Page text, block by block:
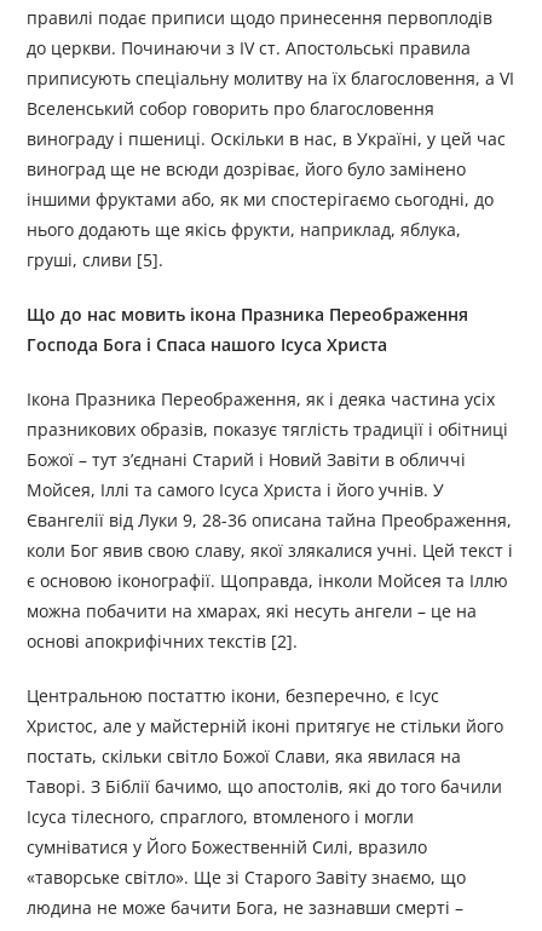
правилі подає приписи щодо принесення первоплодів
до церкви. Починаючи з IV ст. Апостольські правила
приписують спеціальну молитву на їх благословення, а VІ
Вселенський собор говорить про благословення
винограду і пшениці. Оскільки в нас, в Україні, у цей час
виноград ще не всюди дозріває, його було замінено
іншими фруктами або, як ми спостерігаємо сьогодні, до
нього додають ще якісь фрукти, наприклад, яблука,
груші, сливи [5].
Що до нас мовить ікона Празника Переображення
Господа Бога і Спаса нашого Ісуса Христа
Ікона Празника Переображення, як і деяка частина усіх
празникових образів, показує тяглість традиції і обітниці
Божої – тут з’єднані Старий і Новий Завіти в обличчі
Мойсея, Іллі та самого Ісуса Христа і його учнів. У
Євангелії від Луки 9, 28-36 описана тайна Преображення,
коли Бог явив свою славу, якої злякалися учні. Цей текст і
є основою іконографії. Щоправда, інколи Мойсея та Іллю
можна побачити на хмарах, які несуть ангели – це на
основі апокрифічних текстів [2].
Центральною постаттю ікони, безперечно, є Ісус
Христос, але у майстерній іконі притягує не стільки його
постать, скільки світло Божої Слави, яка явилася на
Таворі. З Біблії бачимо, що апостолів, які до того бачили
Ісуса тілесного, спраглого, втомленого і могли
сумніватися у Його Божественній Силі, вразило
«таворське світло». Ще зі Старого Завіту знаємо, що
людина не може бачити Бога, не зазнавши смерті –